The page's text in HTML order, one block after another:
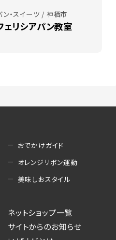
ン・スイーツ / 神栖市
ェリシアパン教室
おでかけガイド
オレンジリボン運動
美味しおスタイル
ネットショップ一覧
サイトからのお知らせ